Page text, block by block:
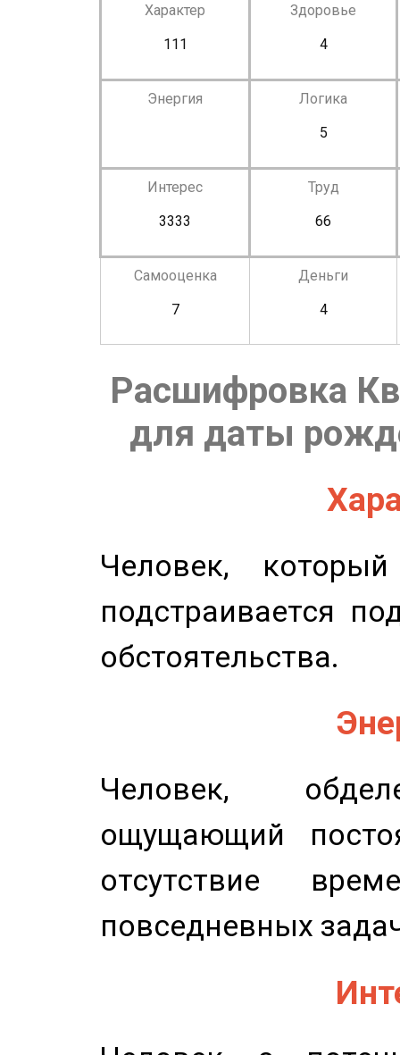
Характер
111
Здоровье
4
Энергия
Логика
5
Интерес
3333
Труд
66
Самооценка
7
Деньги
4
Расшифровка
для даты
Человек,
подстраивается
обстоятельства.
Человек,
ощущающий
отсутствие
повседневных